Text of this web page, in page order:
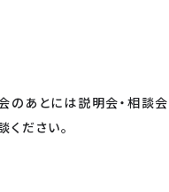
のあとには説明会・相談会
ださい。